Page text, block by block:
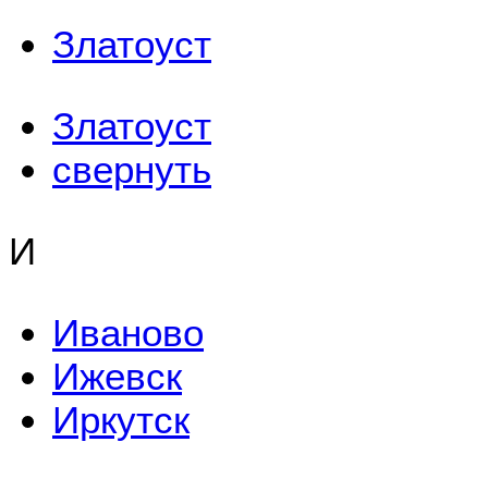
Златоуст
Златоуст
свернуть
И
Иваново
Ижевск
Иркутск